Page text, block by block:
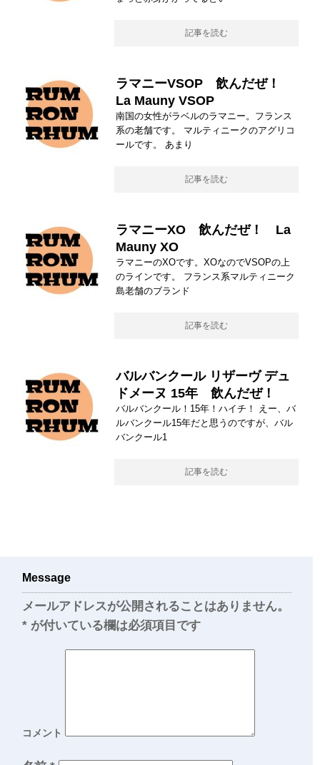
記事を読む
ラマニーVSOP 飲んだぜ！
La Mauny VSOP
南国の女性がラベルのラマニー。フランス
系の老舗です。 マルティニークのアグリコ
ールです。 あまり
記事を読む
ラマニーXO 飲んだぜ！ La
Mauny XO
ラマニーのXOです。XOなのでVSOPの上
のラインです。 フランス系マルティニーク
島老舗のブランド
記事を読む
バルバンクール リザーヴ デュ
ドメーヌ 15年 飲んだぜ！
バルバンクール！15年！ハイチ！ えー、バ
ルバンクール15年だと思うのですが、バル
バンクール1
記事を読む
Message
メールアドレスが公開されることはありません。
* が付いている欄は必須項目です
コメント